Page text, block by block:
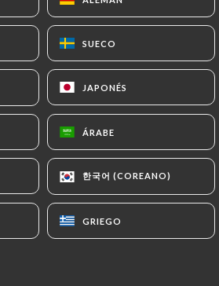
SUECO
JAPONÉS
ÁRABE
한국어 (COREANO)
GRIEGO
SUECO
JAPONÉS
ÁRABE
한국어 (COREANO)
GRIEGO